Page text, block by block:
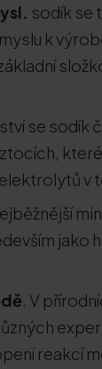
sodík se
k
se sodík
v
jako
. V
reakcí